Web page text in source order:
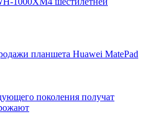
планшета Huawei MatePad
поколения получат